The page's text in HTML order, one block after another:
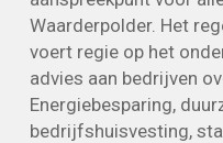
Waarderpolder. Het
voert regie op het
advies aan bedrijven
Energiebesparing,
bedrijfshuisvesting,